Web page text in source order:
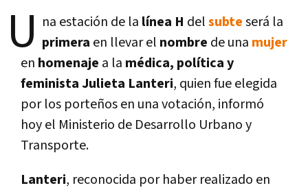
U na estación de la lí­nea H delsubteserá la
primera en llevar el nombre de una mujer
en homenaje a la médica, polí­tica y
feminista Julieta Lanteri, quien fue elegida
por los porteños en una votación, informó
hoy el Ministerio de Desarrollo Urbano y
Transporte.
Lanteri, reconocida por haber realizado en